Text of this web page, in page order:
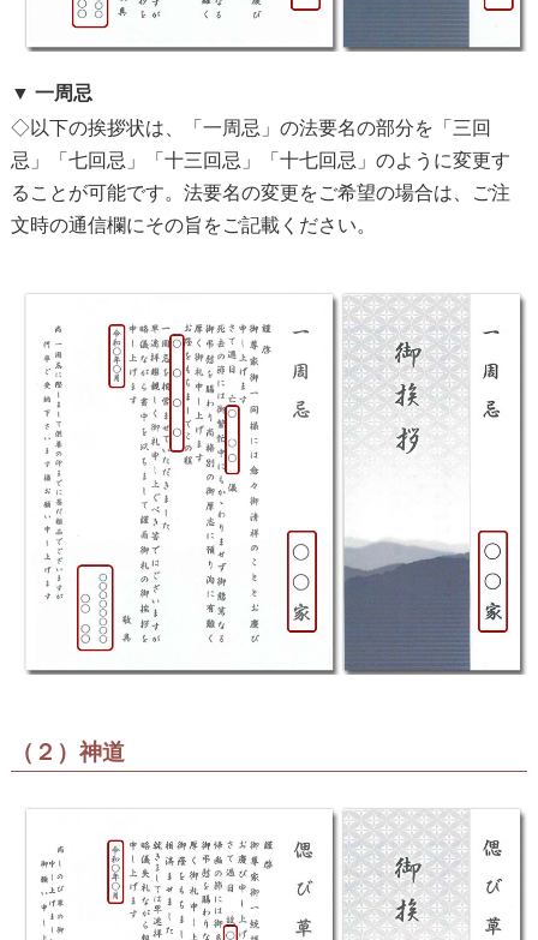
▼ 一周忌
◇以下の挨拶状は、「一周忌」の法要名の部分を「三回
忌」「七回忌」「十三回忌」「十七回忌」のように変更す
ることが可能です。法要名の変更をご希望の場合は、ご注
文時の通信欄にその旨をご記載ください。
（２）神道